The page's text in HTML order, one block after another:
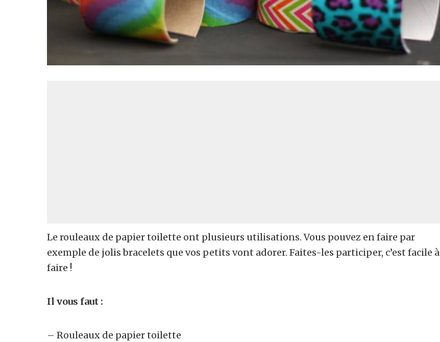
Le rouleaux de papier toilette ont plusieurs utilisations. Vous pouvez en faire par
exemple de jolis bracelets que vos petits vont adorer. Faites-les participer, c’est facile à
faire !
Il vous faut :
– Rouleaux de papier toilette